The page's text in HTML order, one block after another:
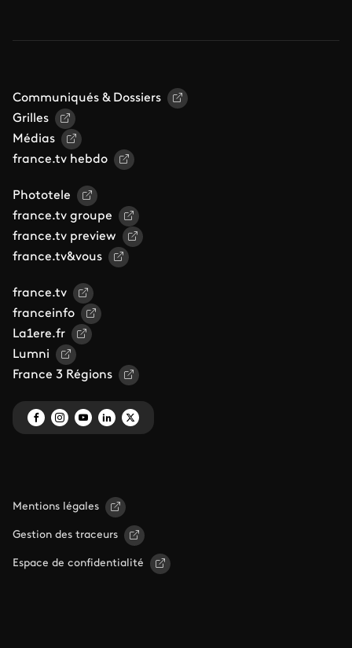
Communiqués & Dossiers
Grilles
Médias
france.tv hebdo
Phototele
france.tv groupe
france.tv preview
france.tv&vous
france.tv
franceinfo
La1ere.fr
Lumni
France 3 Régions
Mentions légales
Gestion des traceurs
Espace de confidentialité